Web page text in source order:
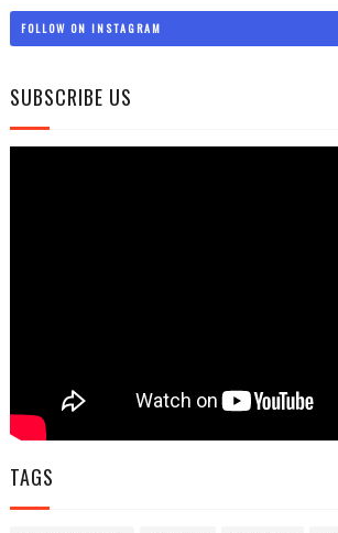
FOLLOW ON INSTAGRAM
SUBSCRIBE US
TAGS